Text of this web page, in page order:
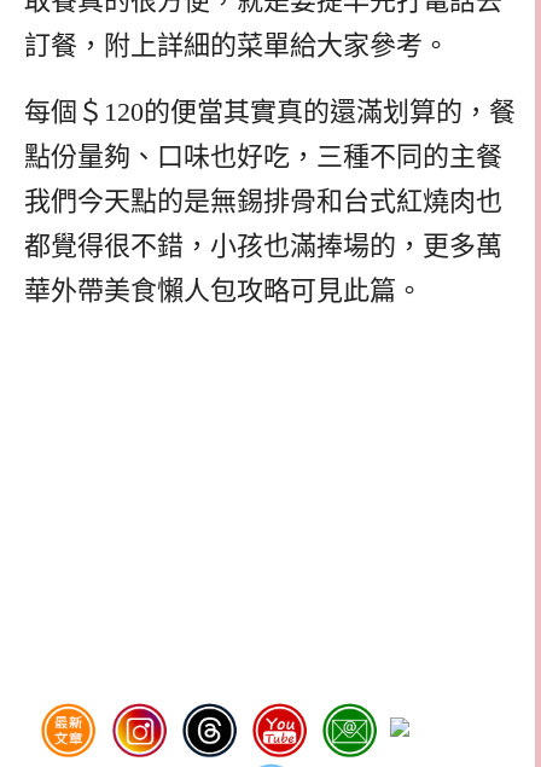
訂餐，附上詳細的菜單給大家參考。
每個＄120的便當其實真的還滿划算的，餐
點份量夠、口味也好吃，三種不同的主餐
我們今天點的是無錫排骨和台式紅燒肉也
都覺得很不錯，小孩也滿捧場的，更多萬
華外帶美食懶人包攻略可見此篇。